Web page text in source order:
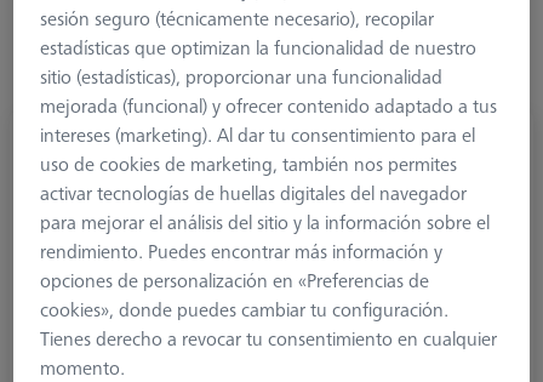
Cubo con adaptador de cono, M5
626107-6280-070
Product Type
Length (L)
17,5 mm
1. Angle (°)
sesión seguro (técnicamente necesario), recopilar
estadísticas que optimizan la funcionalidad de nuestro
sitio (estadísticas), proporcionar una funcionalidad
mejorada (funcional) y ofrecer contenido adaptado a tus
intereses (marketing). Al dar tu consentimiento para el
uso de cookies de marketing, también nos permites
activar tecnologías de huellas digitales del navegador
para mejorar el análisis del sitio y la información sobre el
rendimiento. Puedes encontrar más información y
opciones de personalización en «Preferencias de
cookies», donde puedes cambiar tu configuración.
Tienes derecho a revocar tu consentimiento en cualquier
momento.